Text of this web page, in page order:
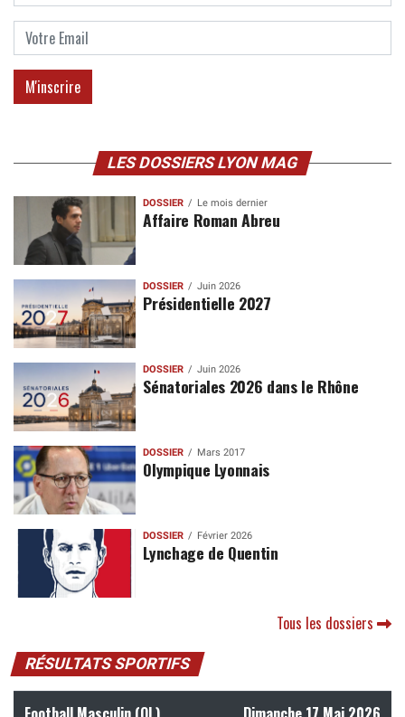
LES DOSSIERS LYON MAG
DOSSIER Le mois dernier
Affaire Roman Abreu
DOSSIER Juin 2026
Présidentielle 2027
DOSSIER Juin 2026
Sénatoriales 2026 dans le Rhône
DOSSIER Mars 2017
Olympique Lyonnais
DOSSIER Février 2026
Lynchage de Quentin
Tous les dossiers
RÉSULTATS SPORTIFS